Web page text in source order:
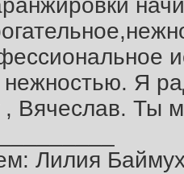
Я
, Вячеслав. Ты
Лилия